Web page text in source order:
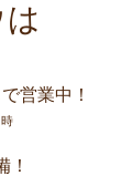
営業中！
！